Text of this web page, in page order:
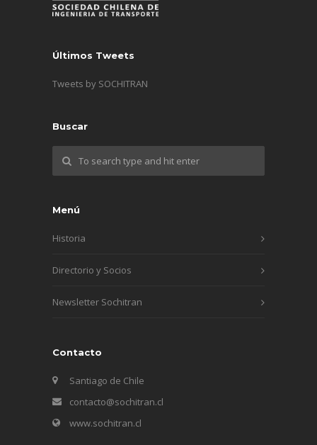
Últimos Tweets
Tweets by SOCHITRAN
Buscar
Menú
Historia
Directorio y Socios
Newsletter Sochitran
Contacto
Santiago de Chile
contacto@sochitran.cl
www.sochitran.cl